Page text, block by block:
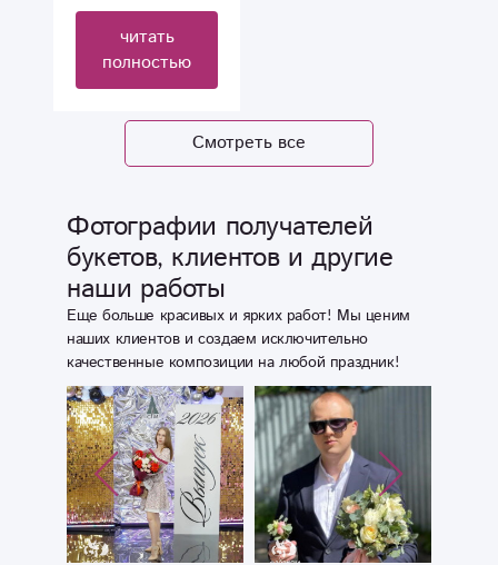
быстрая.
Отзвонились,
сообщили о
доставке.
Благодарю)
растроились в
этом плане(
букеты из живых
цветов, и
съедобные
букеты. Один раз
сладкий с
«мужской» с
колбасками и тд.
Все разы букеты
были доставлены
во время, в
оговорённое
время доставки.
Хочется отметить
высокий уровень
сервиса
компании.
Специалист
который
читать
полностью
Смотреть все
Фотографии получателей
букетов, клиентов и другие
наши работы
Еще больше красивых и ярких работ! Мы ценим
наших клиентов и создаем исключительно
качественные композиции на любой праздник!